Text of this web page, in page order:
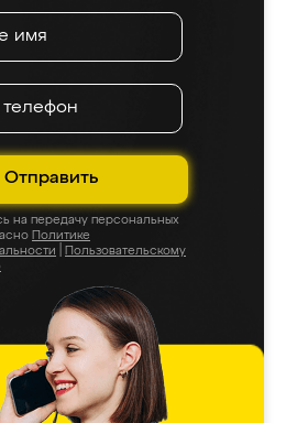
Отправить
на передачу персональных
Политике
Пользовательскому